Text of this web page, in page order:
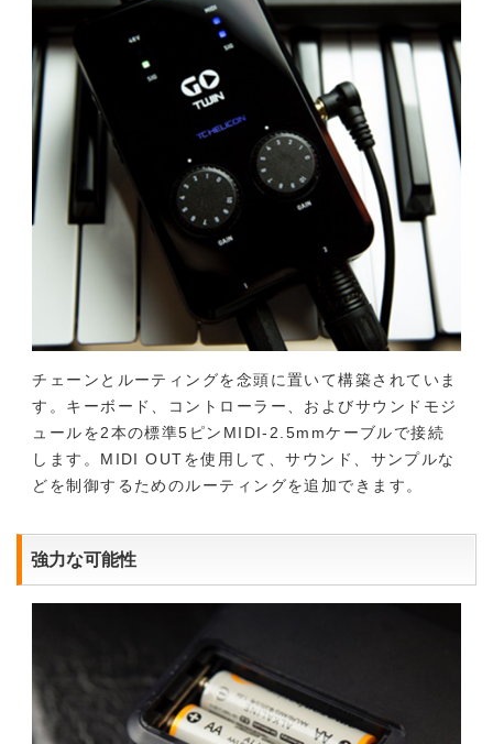
チェーンとルーティングを念頭に置いて構築されていま
す。キーボード、コントローラー、およびサウンドモジ
ュールを2本の標準5ピンMIDI-2.5mmケーブルで接続
します。MIDI OUTを使用して、サウンド、サンプルな
どを制御するためのルーティングを追加できます。
強力な可能性